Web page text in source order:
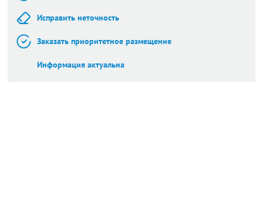
Исправить неточность
Заказать приоритетное размещение
Информация актуальна